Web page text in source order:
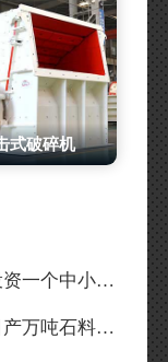
式破碎机
小型砂石生产设备有哪些？投资一个中小型砂石厂多少钱？
一套石料加工设备有哪些？日产万吨石料厂生产线如何配置？